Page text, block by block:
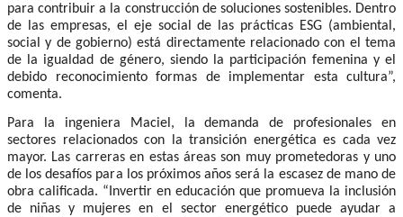
para contribuir a la construcción de soluciones sostenibles. Dentro
de las empresas, el eje social de las prácticas ESG (ambiental,
social y de gobierno) está directamente relacionado con el tema
de la igualdad de género, siendo la participación femenina y el
debido reconocimiento formas de implementar esta cultura”,
comenta.
Para la ingeniera Maciel, la demanda de profesionales en
sectores relacionados con la transición energética es cada vez
mayor. Las carreras en estas áreas son muy prometedoras y uno
de los desafíos para los próximos años será la escasez de mano de
obra calificada. “Invertir en educación que promueva la inclusión
de niñas y mujeres en el sector energético puede ayudar a